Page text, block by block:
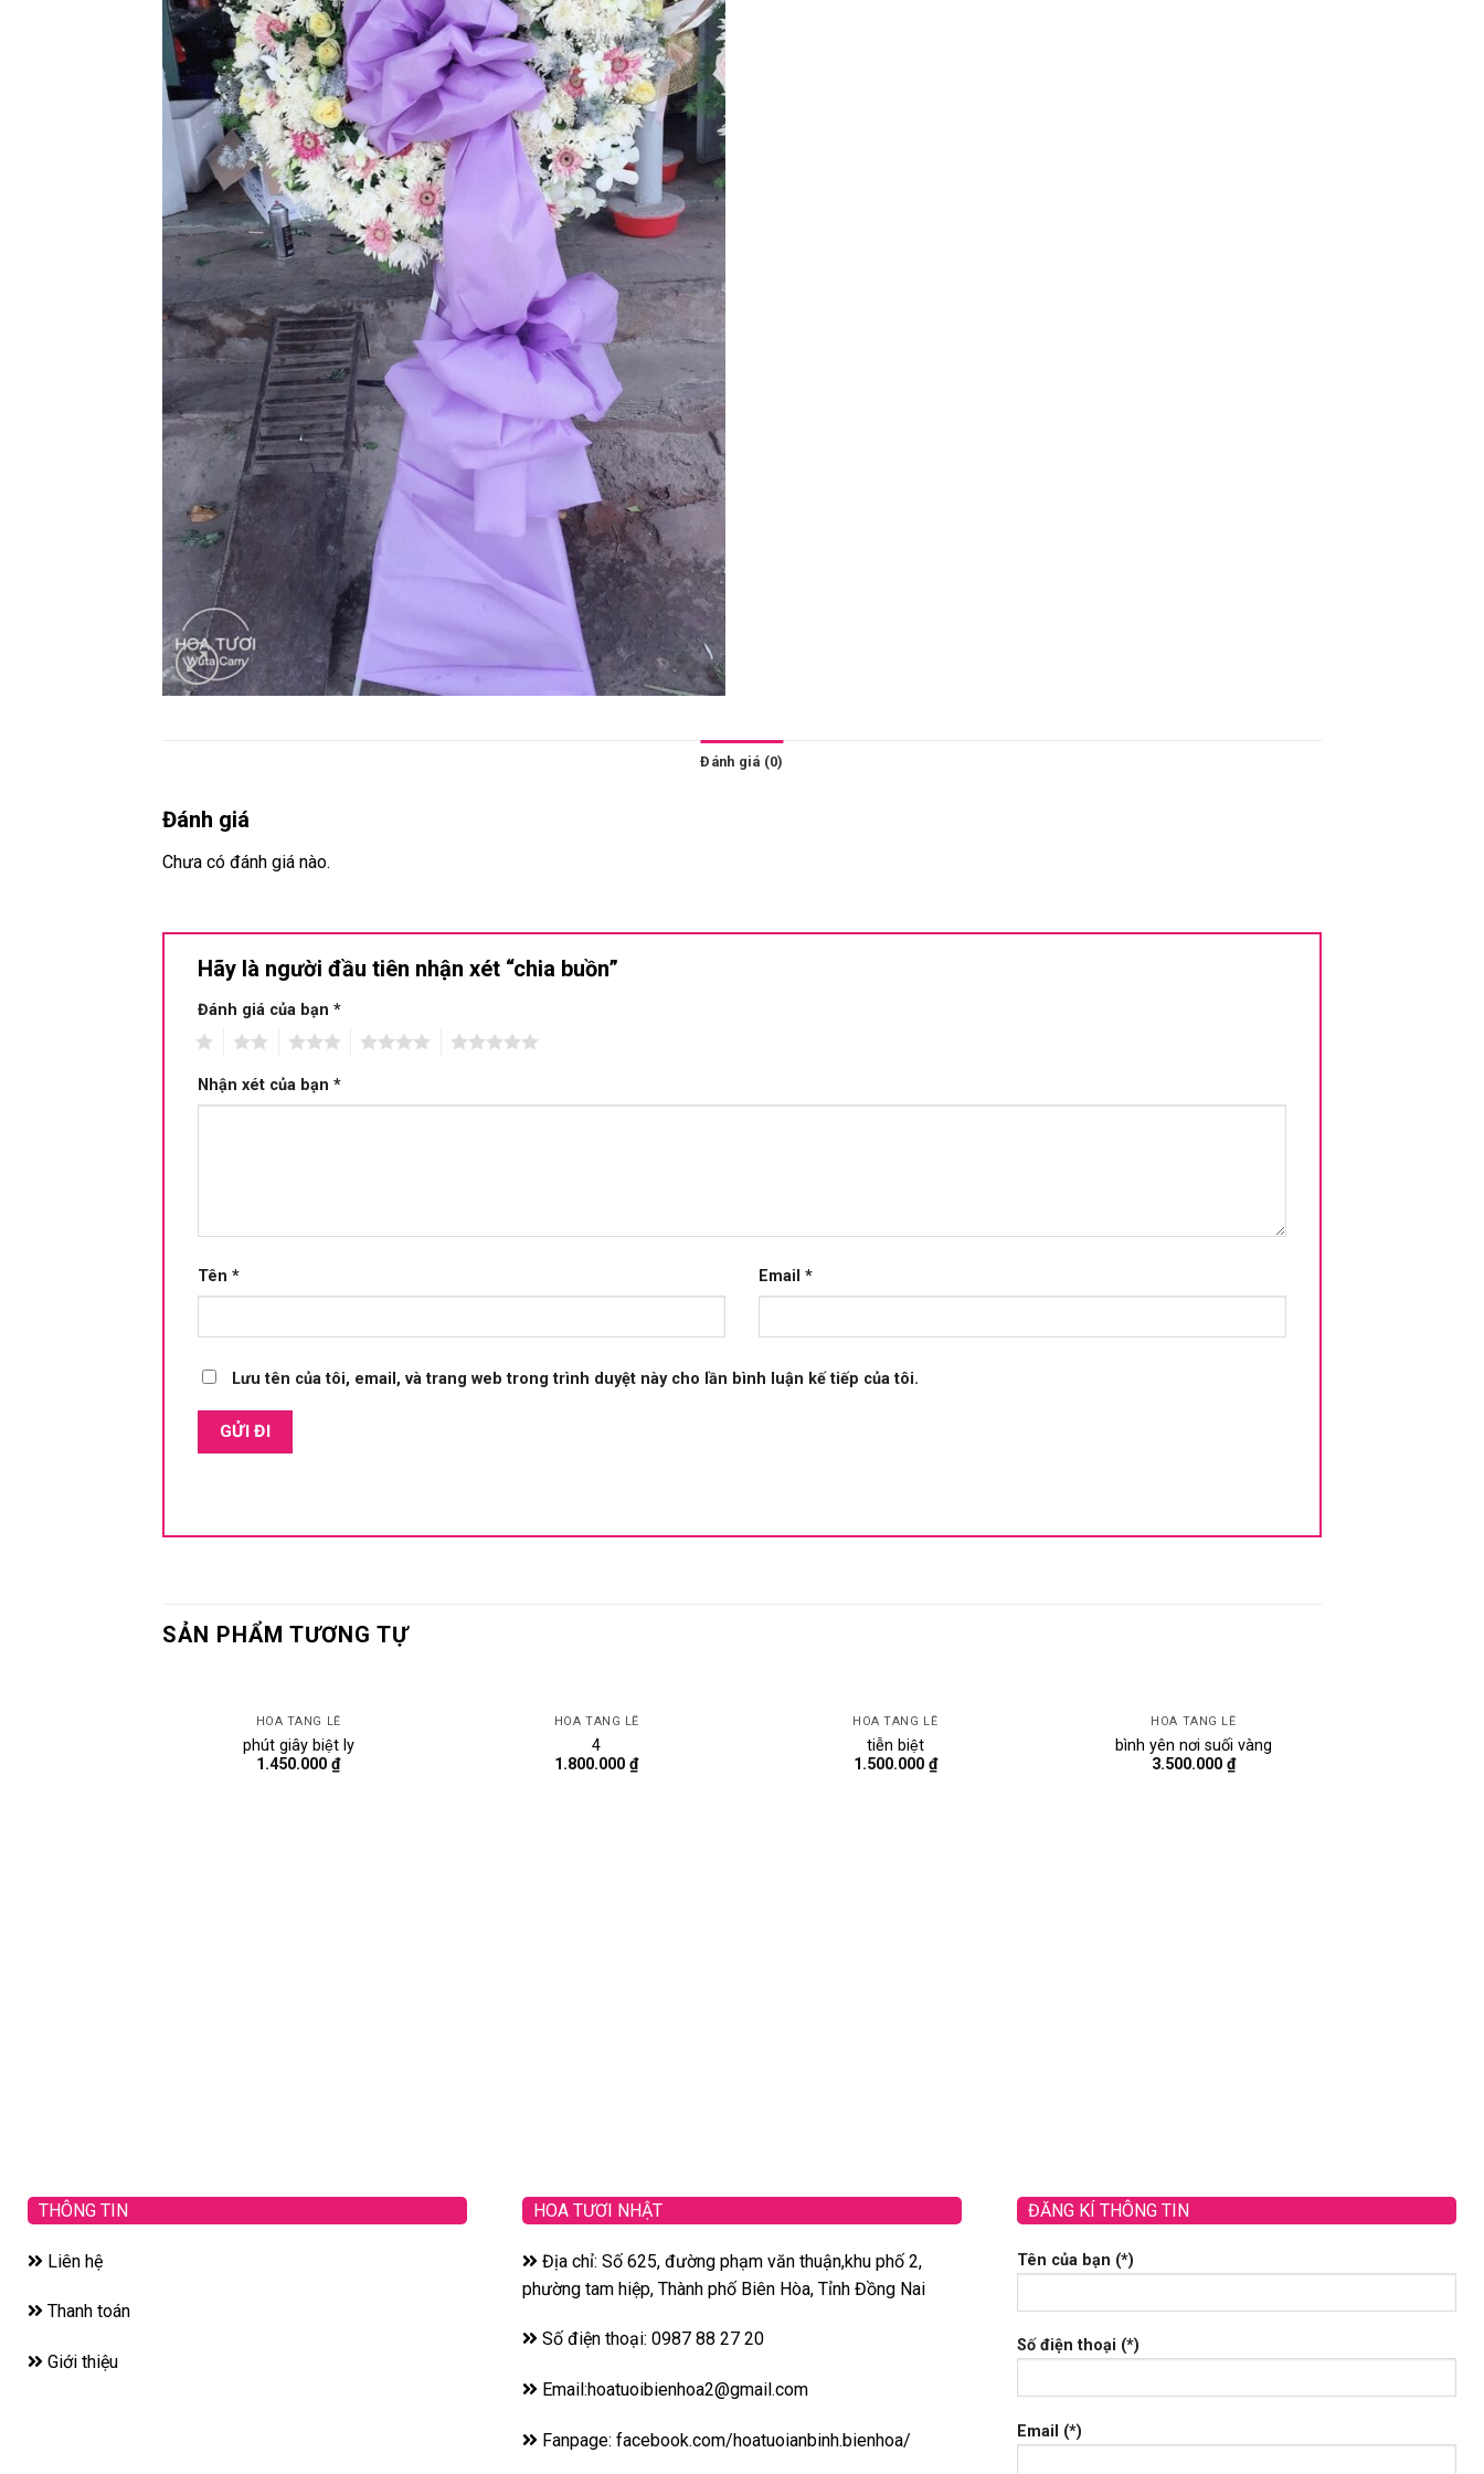
Đánh giá (0)
Đánh giá
Chưa có đánh giá nào.
Hãy là người đầu tiên nhận xét “chia buồn”
Đánh giá của bạn *
Nhận xét của bạn *
Tên * Email *
Lưu tên của tôi, email, và trang web trong trình duyệt này cho lần bình luận kế tiếp của tôi.
SẢN PHẨM TƯƠNG TỰ
HOA TANG LỄ
phút giây biệt ly
1.450.000₫
HOA TANG LỄ
4
1.800.000₫
HOA TANG LỄ
tiễn biệt
1.500.000 ₫
HOA TANG LỄ
bình yên nơi suối vàng
3.500.000 ₫
THÔNG TIN
Liên hệ
Thanh toán
Giới thiệu
HOA TƯƠI NHẬT
Địa chỉ: Số 625, đường phạm văn thuận,khu phố 2,
phường tam hiệp, Thành phố Biên Hòa, Tỉnh Đồng Nai
Số điện thoại: 0987 88 27 20
Email:hoatuoibienhoa2@gmail.com
Fanpage: facebook.com/hoatuoianbinh.bienhoa/
ĐĂNG KÍ THÔNG TIN
Tên của bạn (*)
Số điện thoại (*)
Email (*)